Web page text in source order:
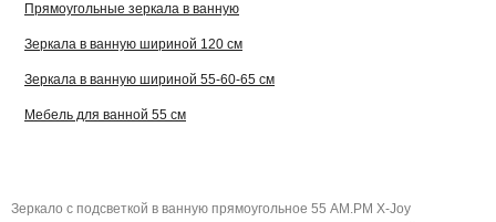
Прямоугольные зеркала в ванную
Зеркала в ванную шириной 120 см
Зеркала в ванную шириной 55-60-65 см
Мебель для ванной 55 см
Зеркало с подсветкой в ванную прямоугольное 55 AM.PM X-Joy